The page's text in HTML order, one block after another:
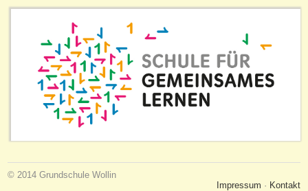
© 2014 Grundschule Wollin
Impressum · Kontakt